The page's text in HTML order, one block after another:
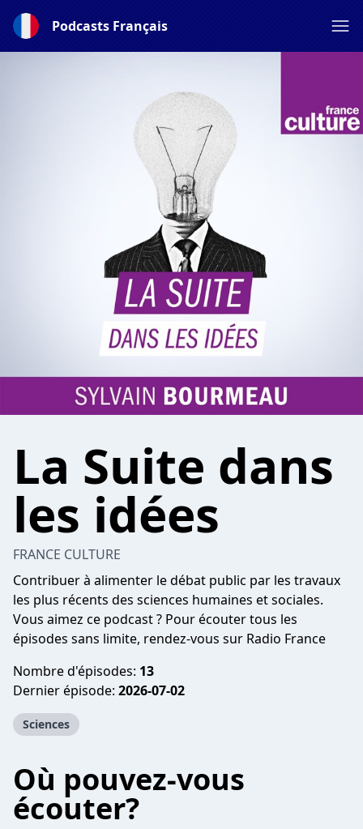
Podcasts Français
La Suite dans
les idées
FRANCE CULTURE
Contribuer à alimenter le débat public par les travaux
les plus récents des sciences humaines et sociales.
Vous aimez ce podcast ? Pour écouter tous les
épisodes sans limite, rendez-vous sur Radio France
Nombre d'épisodes: 13
Dernier épisode: 2026-07-02
Sciences
Où pouvez-vous
écouter?